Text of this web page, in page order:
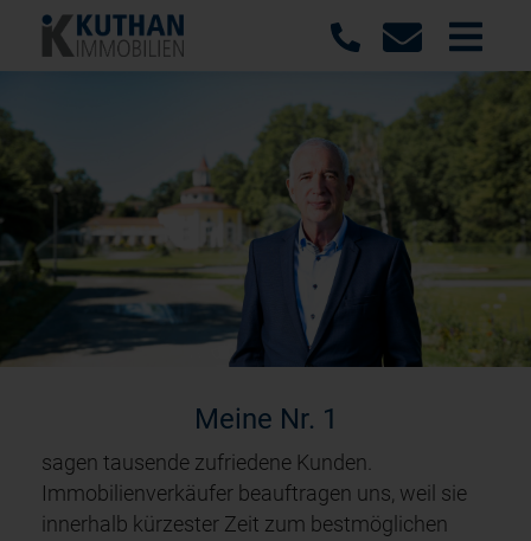
Meine Nr. 1
sagen tausende zufriedene Kunden.
Immobilienverkäufer beauftragen uns, weil sie
innerhalb kürzester Zeit zum bestmöglichen